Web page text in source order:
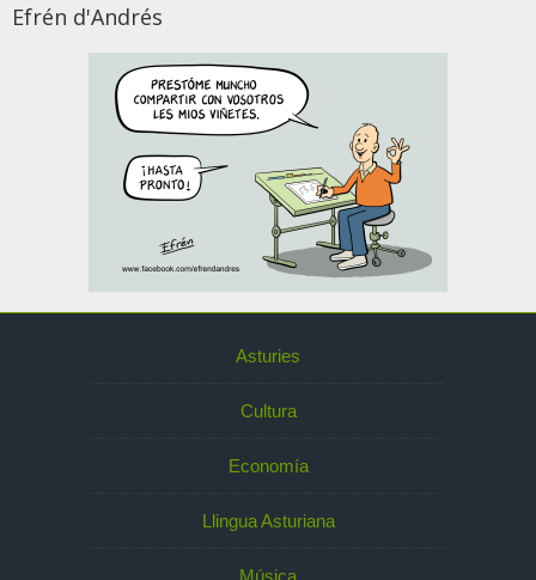
Efrén d'Andrés
Asturies
Cultura
Economía
Llingua Asturiana
Música